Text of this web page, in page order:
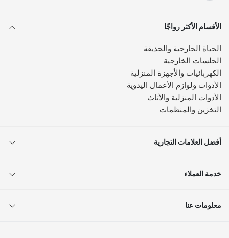
الأقسام الأكثر رواجًا
الحياة الخارجية والحديقة
الجلسات الخارجية
الكهربائيات والأجهزة المنزلية
الأدوات ولوازم الأعمال اليدوية
الأدوات المنزلية والأثاث
التخزين والمنظمات
أفضل العلامات التجارية
خدمة العملاء
معلومات عنا